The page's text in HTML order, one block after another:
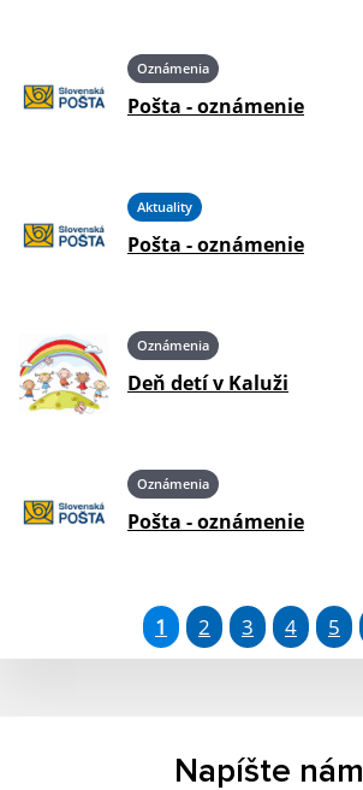
Oznámenia
Pošta - oznámenie
Aktuality
Pošta - oznámenie
Oznámenia
Deň detí v Kaluži
Oznámenia
Pošta - oznámenie
1 2 3 4 5
Napíšte nám